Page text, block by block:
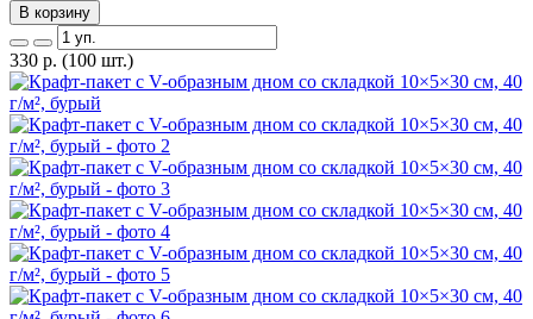
В корзину
330 р. (100 шт.)